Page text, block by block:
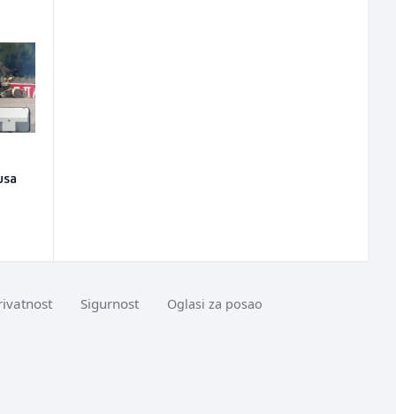
Sigurnost Oglasi za posao